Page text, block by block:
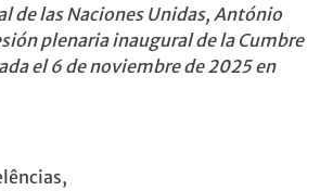
de las Naciones Unidas, António
plenaria inaugural de la Cumbre
el 6 de noviembre de 2025 en